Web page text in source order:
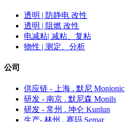
透明 | 防静电 改性
透明 | 阻燃 改性
电减粘| 减粘、复粘
物性 | 测定、分析
公司
供应链 - 上海 . 默尼 Monionic
研发 - 南京 . 默尼森 Monils
研发 - 常州 . 坤仑 Kunlun
生产- 林州 . 赛玛 Semar